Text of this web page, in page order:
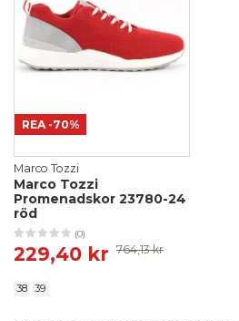
REA -70%
Marco Tozzi
Marco Tozzi
Promenadskor 23780-24
röd
(0)
229,40 kr 764,13 kr
38 39